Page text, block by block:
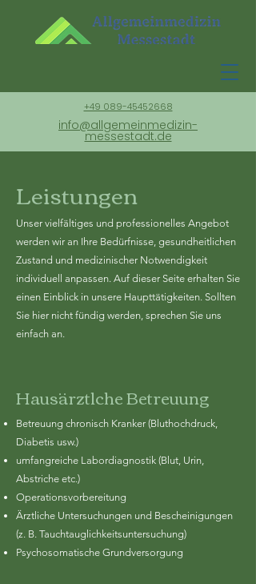
+49 089-45452668
info@allgemeinmedizin-
messestadt.de
Leistungen
Unser vielfältiges und professionelles Angebot
werden wir an Ihre Bedürfnisse, gesundheitlichen
Zustand und medizinischer Notwendigkeit
individuell anpassen. Auf dieser Seite erhalten Sie
einen Einblick in unsere Haupttätigkeiten. Sollten
Sie hier nicht fündig werden, sprechen Sie uns
einfach an.
Hausärztlche Betreuung
Betreuung chronisch Kranker (Bluthochdruck,
Diabetis usw.)
umfangreiche Labordiagnostik (Blut, Urin,
Abstriche etc.)
Operationsvorbereitung
Ärztliche Untersuchungen und Bescheinigungen
(z. B. Tauchtauglichkeitsuntersuchung)
Psychosomatische Grundversorgung